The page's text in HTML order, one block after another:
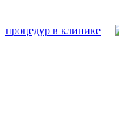
процедур в клинике